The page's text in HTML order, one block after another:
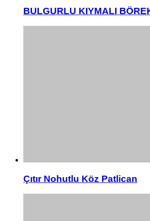
BULGURLU KIYMALI
Çıtır Nohutlu Köz Patlican